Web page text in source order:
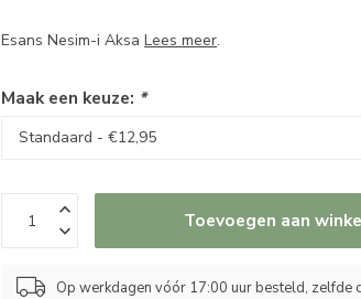
Esans Nesim-i AksaLees meer.
Maak een keuze: *
Toevoegen aan
Op werkdagen vóór 17:00 uur besteld, zelfde